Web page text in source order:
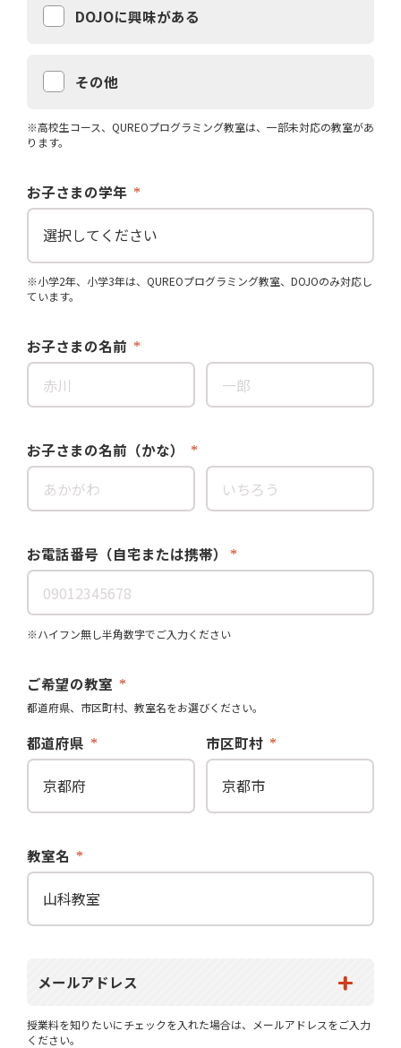
DOJOに興味がある
その他
※高校生コース、QUREOプログラミング教室は、一部未対応の教室があ
ります。
お子さまの学年
※小学2年、小学3年は、QUREOプログラミング教室、DOJOのみ対応し
ています。
お子さまの名前
お子さまの名前（かな）
お電話番号（自宅または携帯）
※ハイフン無し半角数字でご入力ください
ご希望の教室
都道府県、市区町村、教室名をお選びください。
都道府県 市区町村
教室名
メールアドレス
授業料を知りたいにチェックを入れた場合は、メールアドレスをご入力
ください。